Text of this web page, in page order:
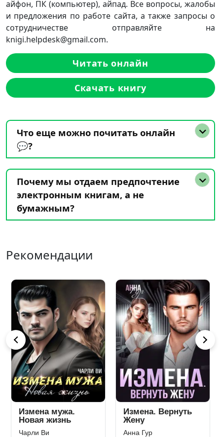
айфон, ПК (компьютер), айпад. Все вопросы, жалобы
и предложения по работе сайта, а также запросы о
сотрудничестве отправляйте на
knigi.helpdesk@gmail.com.
Читать онлайн
Скачать книгу
Что еще можно почитать онлайн
💬?
Почему мы отдаем предпочтение
электронным книгам, а не
бумажным?
Рекомендации
После развода.
Вернуть семью
Виктория Вестич
Жестокая свадьба
Тала Тоцка